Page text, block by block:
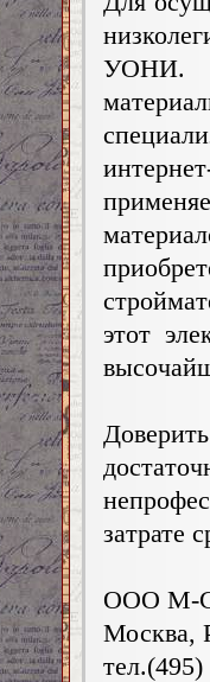
УОНИ.
этот
зaтpатe
ООО М-
Москва,